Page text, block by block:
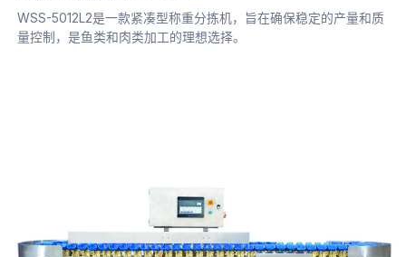
WSS-5012L2是一款紧凑型称重分拣机，旨在确保稳定的产量和质
量控制，是鱼类和肉类加工的理想选择。